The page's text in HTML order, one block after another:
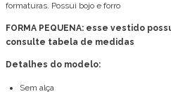
formaturas. Possui bojo e forro
FORMA PEQUENA: esse vestido
consulte tabela de medidas
Detalhes do modelo:
Sem alça